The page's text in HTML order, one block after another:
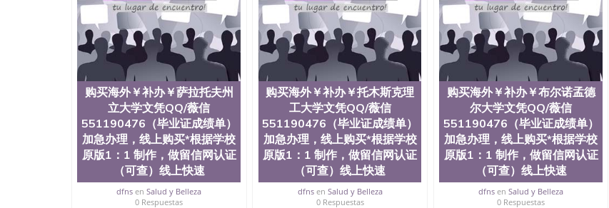
购买海外￥补办￥萨拉托夫州
立大学文凭QQ/薇信
551190476（毕业证成绩单）
加急办理，线上购买*根据学校
原版1：1 制作，做留信网认证
（可查）线上快速
dfns enSalud y Belleza
0 Respuestas
购买海外￥补办￥托木斯克理
工大学文凭QQ/薇信
551190476（毕业证成绩单）
加急办理，线上购买*根据学校
原版1：1 制作，做留信网认证
（可查）线上快速
dfnsen Salud y Belleza
0 Respuestas
购买海外￥补办￥布尔诺孟德
尔大学文凭QQ/薇信
551190476（毕业证成绩单）
加急办理，线上购买*根据学校
原版1：1 制作，做留信网认证
（可查）线上快速
dfns enSalud y Belleza
0 Respuestas